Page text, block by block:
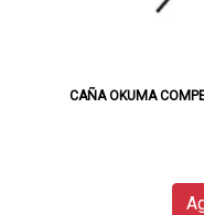
CAÑA OKUMA